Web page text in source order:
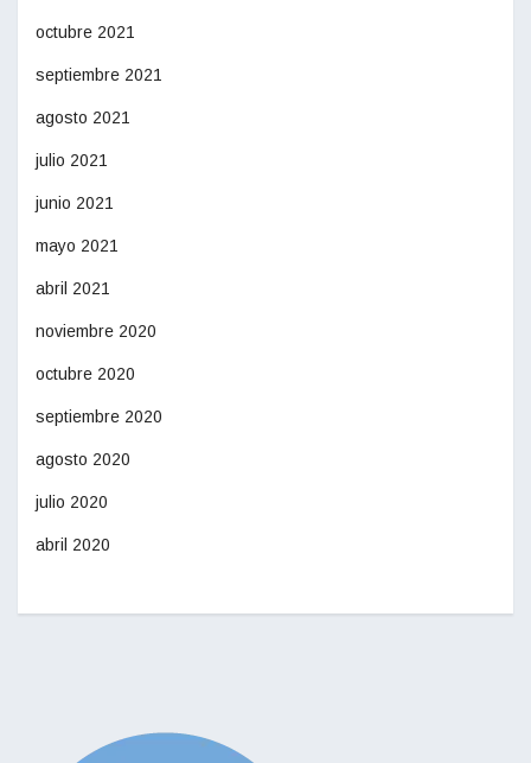
octubre 2021
septiembre 2021
agosto 2021
julio 2021
junio 2021
mayo 2021
abril 2021
noviembre 2020
octubre 2020
septiembre 2020
agosto 2020
julio 2020
abril 2020